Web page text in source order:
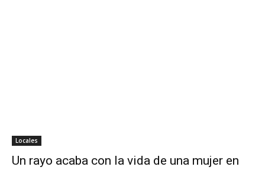
Locales
Un rayo acaba con la vida de una mujer en